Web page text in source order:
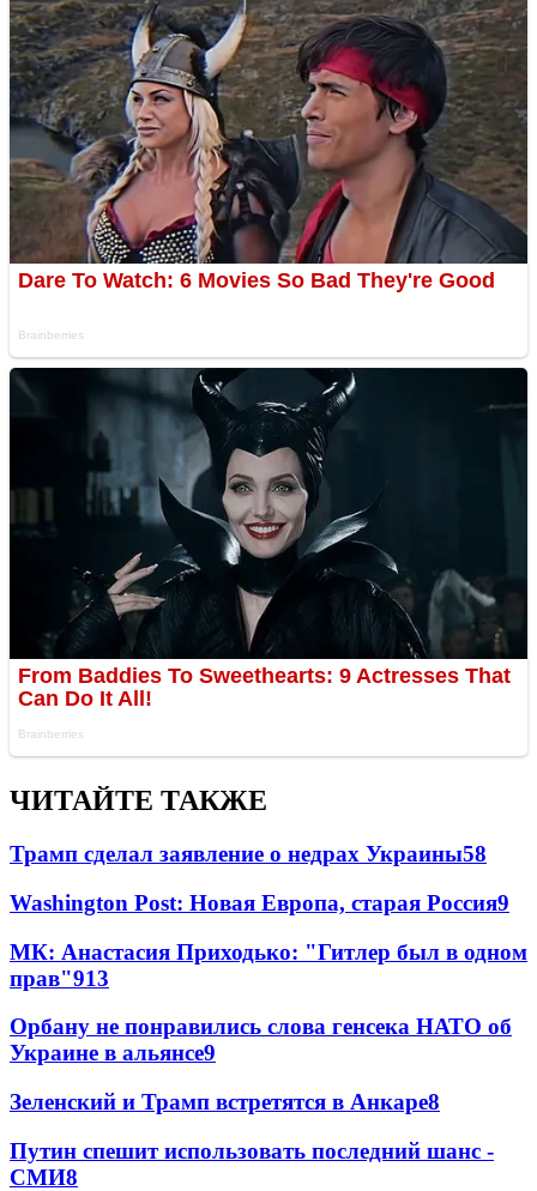
ЧИТАЙТЕ ТАКЖЕ
Трамп сделал заявление о недрах Украины58
Washington Post: Новая Европа, старая Россия9
МК: Анастасия Приходько: "Гитлер был в одном
прав"913
Орбану не понравились слова генсека НАТО об
Украине в альянсе9
Зеленский и Трамп встретятся в Анкаре8
Путин спешит использовать последний шанс -
СМИ8